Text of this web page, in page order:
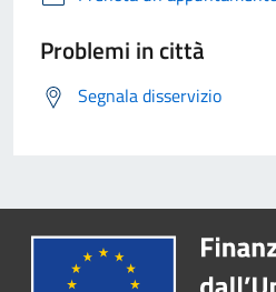
Problemi in città
Segnala disservizio